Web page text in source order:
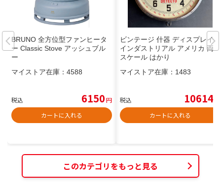
BRUNO 全方位型ファンヒータ
ー Classic Stove アッシュブル
ー
マイストア在庫： 4588
税込 6150円
カートに入れる
ビンテージ 什器 ディスプレイ
インダストリアル アメリカ 両面
スケール はかり
マイストア在庫： 1483
税込 10614
カートに入れる
このカテゴリをもっと見る